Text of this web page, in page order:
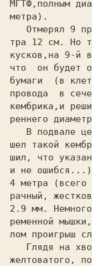
МГТФ,полным
метра).
   Отмерял
9
тра 12 см. Но
кусков,на 9-й
что  он будет
бумаги  (в
провода  в
кембрика,и
реннего
В подвале
шел такой
шил, что
и не ошибся...)
4 метра (всего
рачный,
2.9 мм.
ременной
лом проигрыш
желтоватого,